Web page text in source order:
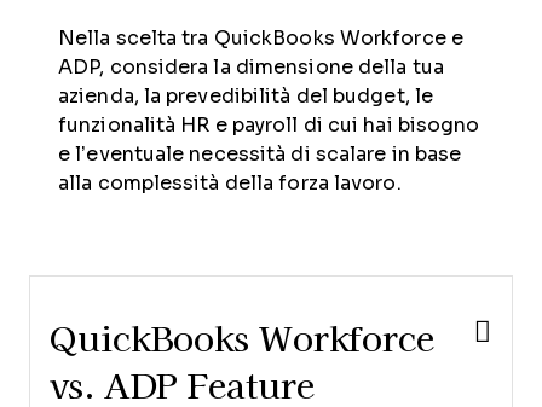
Nella scelta tra QuickBooks Workforce e
ADP, considera la dimensione della tua
azienda, la prevedibilità del budget, le
funzionalità HR e payroll di cui hai bisogno
e l’eventuale necessità di scalare in base
alla complessità della forza lavoro.
QuickBooks Workforce
vs. ADP Feature